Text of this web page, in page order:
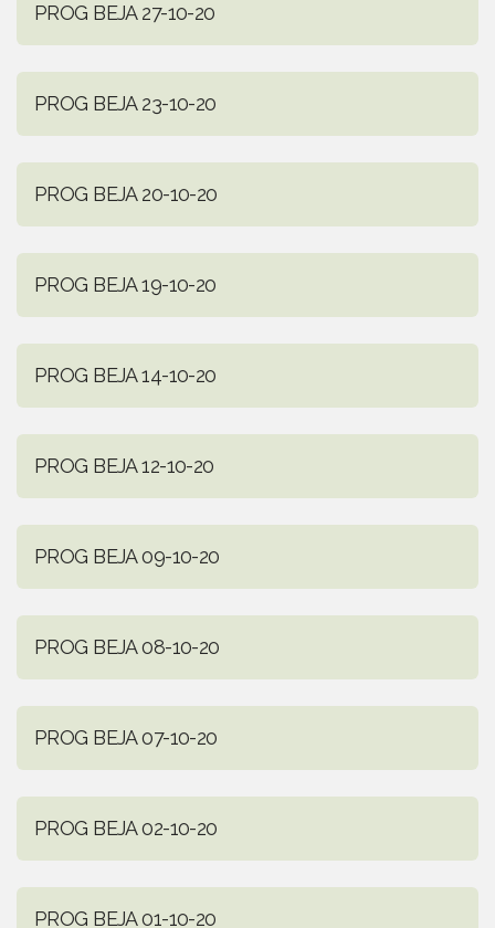
PROG BEJA 27-10-20
PROG BEJA 23-10-20
PROG BEJA 20-10-20
PROG BEJA 19-10-20
PROG BEJA 14-10-20
PROG BEJA 12-10-20
PROG BEJA 09-10-20
PROG BEJA 08-10-20
PROG BEJA 07-10-20
PROG BEJA 02-10-20
PROG BEJA 01-10-20